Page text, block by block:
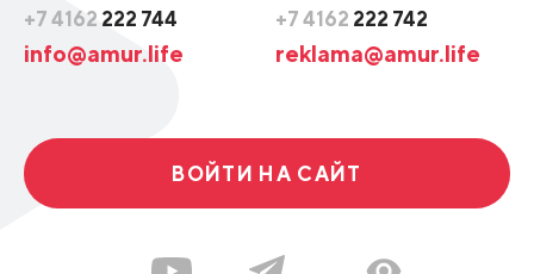
+7 4162 222 744
info@amur.life
+7 4162 222 742
reklama@amur.life
ВОЙТИ НА САЙТ